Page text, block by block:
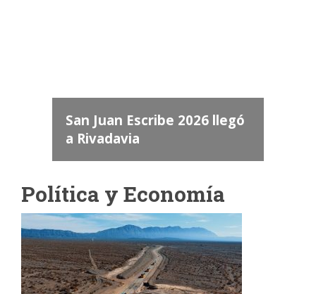
San Juan Escribe 2026 llegó
a Rivadavia
Política y Economía